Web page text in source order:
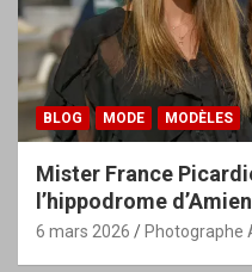
BLOG MODE MODÈLES
Mister France
l’hippodrome
6 mars 2026 Photographe